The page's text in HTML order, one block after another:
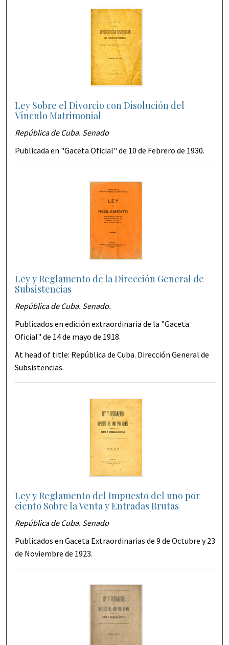
Ley Sobre el Divorcio con Disolución del
Vínculo Matrimonial
República de Cuba. Senado
Publicada en "Gaceta Oficial" de 10 de Febrero de 1930.
Ley y Reglamento de la Dirección General de
Subsistencias
República de Cuba. Senado.
Publicados en edición extraordinaria de la "Gaceta
Oficial" de 14 de mayo de 1918.
At head of title: República de Cuba. Dirección General de
Subsistencias.
Ley y Reglamento del Impuesto del uno por
ciento Sobre la Venta y Entradas Brutas
República de Cuba. Senado
Publicados en Gaceta Extraordinarias de 9 de Octubre y 23
de Noviembre de 1923.